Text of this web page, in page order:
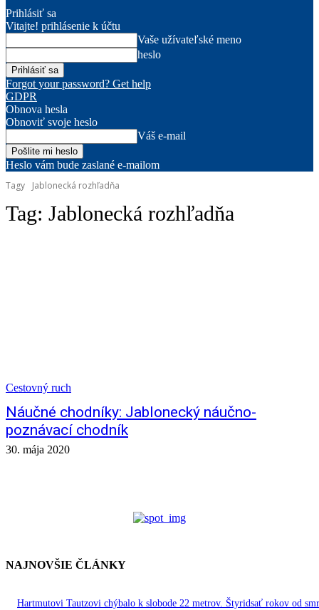
Prihlásiť sa
Vitajte! prihlásenie k účtu
Vaše užívateľské meno
heslo
Forgot your password? Get help
GDPR
Obnova hesla
Obnoviť svoje heslo
Váš e-mail
Heslo vám bude zaslané e-mailom
Tagy
Jablonecká rozhľadňa
Tag: Jablonecká rozhľadňa
Cestovný ruch
Náučné chodníky: Jablonecký náučno-
poznávací chodník
30. mája 2020
NAJNOVŠIE ČLÁNKY
Hartmutovi Tautzovi chýbalo k slobode 22 metrov. Štyridsať rokov od